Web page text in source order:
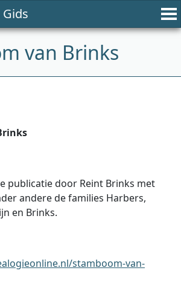
van Brinks
publicatie door Reint Brinks met
andere de families Harbers,
en Brinks.
stamboom-van-